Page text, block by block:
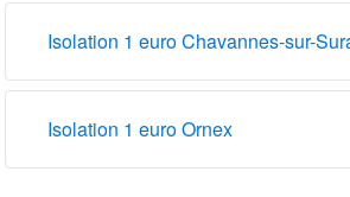
Isolation 1 euro Chavannes-sur-
Isolation 1 euro Ornex